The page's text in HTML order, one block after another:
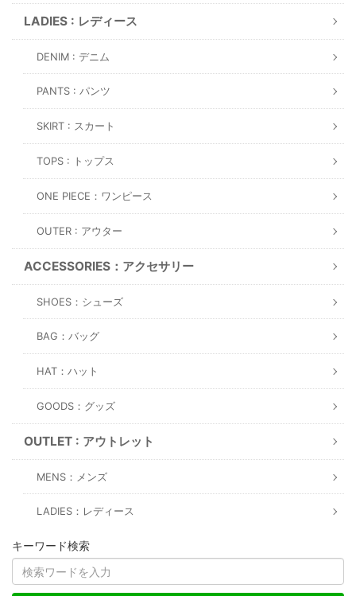
LADIES : レディース
DENIM : デニム
PANTS : パンツ
SKIRT : スカート
TOPS : トップス
ONE PIECE：ワンピース
OUTER : アウター
ACCESSORIES：アクセサリー
SHOES：シューズ
BAG：バッグ
HAT：ハット
GOODS：グッズ
OUTLET : アウトレット
MENS：メンズ
LADIES：レディース
キーワード検索